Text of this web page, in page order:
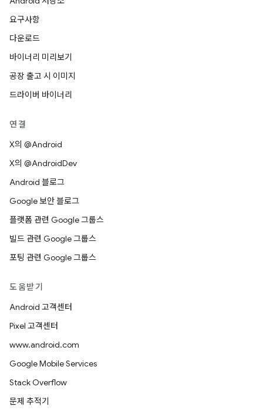
요구사항
다운로드
바이너리 미리보기
공장 출고 시 이미지
드라이버 바이너리
연결
X의 @Android
X의 @AndroidDev
Android 블로그
Google 보안 블로그
플랫폼 관련 Google 그룹스
빌드 관련 Google 그룹스
포팅 관련 Google 그룹스
도움받기
Android 고객센터
Pixel 고객센터
www.android.com
Google Mobile Services
Stack Overflow
문제 추적기